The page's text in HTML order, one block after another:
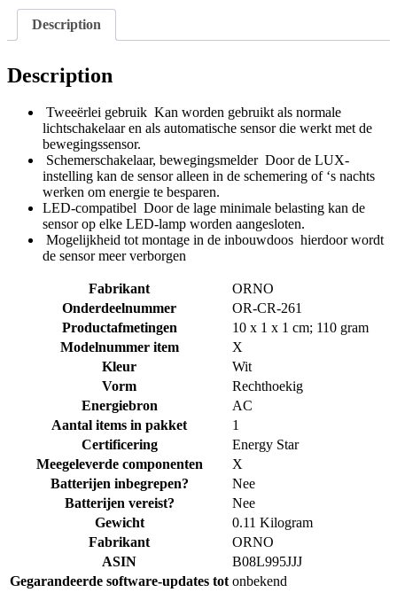
Description
Description
Tweeërlei gebruik Kan worden gebruikt als normale
lichtschakelaar en als automatische sensor die werkt met de
bewegingssensor.
Schemerschakelaar, bewegingsmelder Door de LUX-
instelling kan de sensor alleen in de schemering of ‘s nachts
werken om energie te besparen.
LED-compatibel Door de lage minimale belasting kan de
sensor op elke LED-lamp worden aangesloten.
Mogelijkheid tot montage in de inbouwdoos hierdoor wordt
de sensor meer verborgen
Fabrikant
‎ORNO
Onderdeelnummer
‎OR-CR-261
Productafmetingen
‎10 x 1 x 1 cm; 110 gram
Modelnummer item
‎X
Kleur
‎Wit
Vorm
‎Rechthoekig
Energiebron
‎AC
Aantal items in pakket
‎1
Certificering
‎Energy Star
Meegeleverde componenten
‎X
Batterijen inbegrepen?
‎Nee
Batterijen vereist?
‎Nee
Gewicht
‎0.11 Kilogram
Fabrikant
‎ORNO
ASIN
‎B08L995JJJ
Gegarandeerde software-updates tot ‎onbekend